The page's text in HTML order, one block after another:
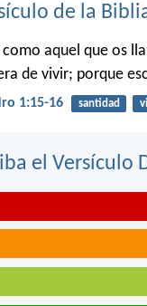
de la
como aquel que os
de vivir; porque
1:15-16 santidad
el Versículo